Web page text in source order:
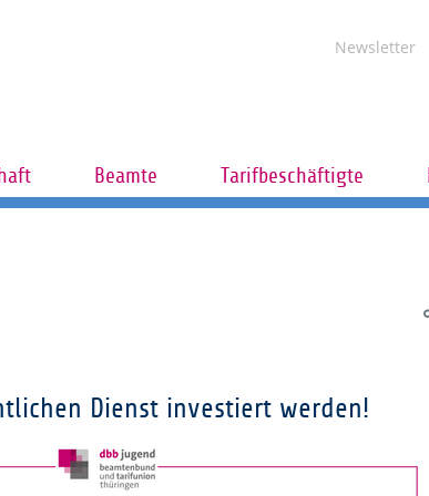
Newsletter
Beamte Tarifbeschäftigte
Dienst investiert werden!